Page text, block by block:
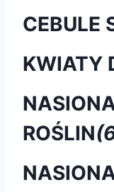
CEBULE
KWIATY
ROŚLIN